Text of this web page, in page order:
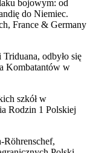
bojowym: od
do Niemiec.
France & Germany
odbyło się
Kombatantów w
szkół w
Rodzin 1 Polskiej
Röhrenschef,